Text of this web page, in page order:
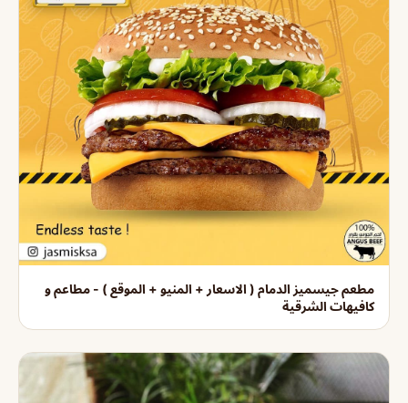
مطعم جيسميز الدمام ( الاسعار + المنيو + الموقع ) - مطاعم و
كافيهات الشرقية